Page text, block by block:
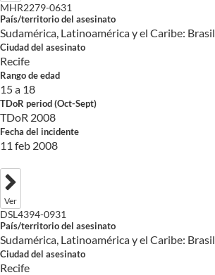
MHR2279-0631
País/territorio del asesinato
Sudamérica, Latinoamérica y el Caribe: Brasil
Ciudad del asesinato
Recife
Rango de edad
15 a 18
TDoR period (Oct-Sept)
TDoR 2008
Fecha del incidente
11 feb 2008
Ver
DSL4394-0931
País/territorio del asesinato
Sudamérica, Latinoamérica y el Caribe: Brasil
Ciudad del asesinato
Recife